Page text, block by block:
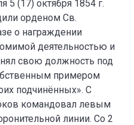
5 (17) октября 1854 г.
орденом Св.
о награждении
деятельностью и
свою должность под
примером
подчинённых». С
командовал левым
линии. Со 2